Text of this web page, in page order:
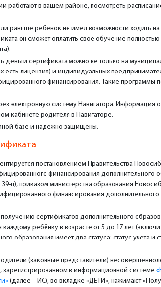
работают в вашем районе, посмотреть
раньше ребенок не имел возможности ходить на
он сможет оплатить свое обучение полностью
деньги сертификата можно не только на
есть лицензия) и индивидуальных
финансирования. Такие программы
электронную систему Навигатора. Информация о
кабинете родителя в Навигаторе.
базе и надежно защищены.
постановлением Правительства
финансирования дополнительного
п), приказом министерства образования
финансирования дополнительного
сертификатов дополнительного
ребёнку в возрасте от 5 до 17 лет
образования имеет два статуса: статус учёта и
(законные представители)
зарегистрированном в информационной системе
(далее – ИС), во вкладке «ДЕТИ», нажимают